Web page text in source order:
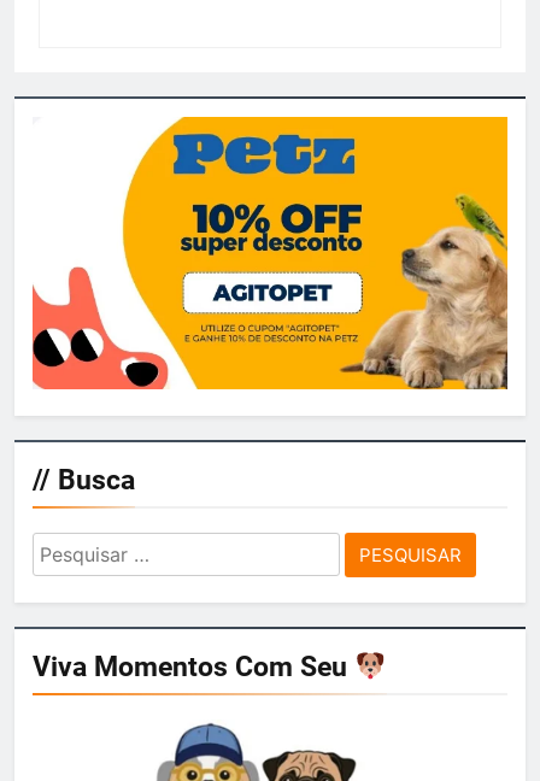
// Busca
Pesquisar
por:
Viva Momentos Com Seu